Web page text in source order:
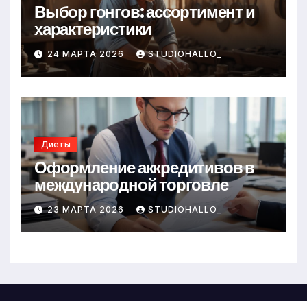
Выбор гонгов: ассортимент и
характеристики
24 МАРТА 2026 STUDIOHALLO_
Диеты
Оформление аккредитивов в
международной торговле
23 МАРТА 2026 STUDIOHALLO_